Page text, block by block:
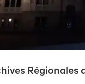
Régionales